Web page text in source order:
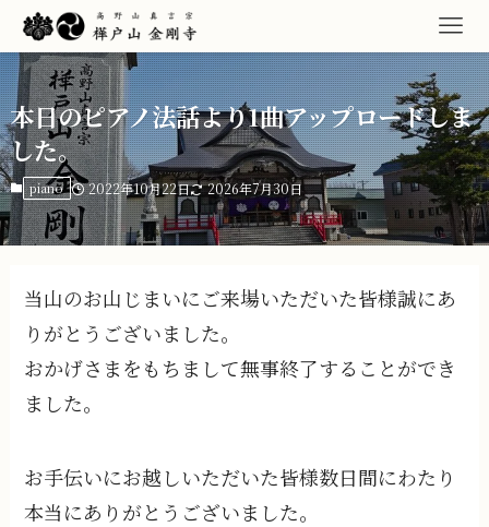
本日のピアノ法話より1曲アップロードしま
した。
piano 2022年10月22日 2026年7月30日
当山のお山じまいにご来場いただいた皆様誠にあ
りがとうございました。
おかげさまをもちまして無事終了することができ
ました。
お手伝いにお越しいただいた皆様数日間にわたり
本当にありがとうございました。